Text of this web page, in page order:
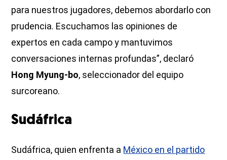
para nuestros jugadores, debemos abordarlo con
prudencia. Escuchamos las opiniones de
expertos en cada campo y mantuvimos
conversaciones internas profundas”, declaró
Hong Myung-bo, seleccionador del equipo
surcoreano.
Sudáfrica
Sudáfrica, quien enfrenta a México en el partido